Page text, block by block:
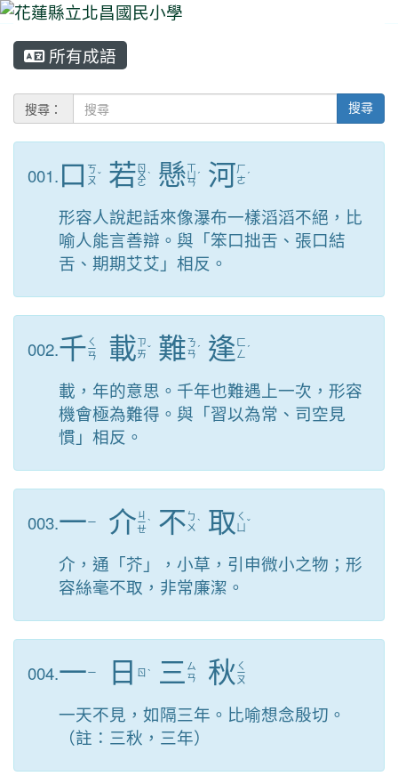
所有成語
搜尋： 搜尋
001.口 ㄎ
ㄡˇ 若 ㄖ
ㄨ
ㄛ
ˋ 懸ㄒ
ㄩ
ㄢ
ˊ 河ㄏ
ㄜ ˊ
形容人說起話來像瀑布一樣滔滔不絕，比
喻人能言善辯。與「笨口拙舌、張口結
舌、期期艾艾」相反。
002.千 ㄑ
ㄧ
ㄢ 載ㄗ
ㄞˇ 難ㄋ
ㄢ ˊ 逢 ㄈ
ㄥ ˊ
載，年的意思。千年也難遇上一次，形容
機會極為難得。與「習以為常、司空見
慣」相反。
003.一ㄧ 介 ㄐ
ㄧ
ㄝ
ˋ 不 ㄅ
ㄨ ˋ 取 ㄑ
ˇ
介，通「芥」，小草，引申微小之物；形
容絲毫不取，非常廉潔。
004.一ㄧ 日 ㄖ ˋ 三 ㄙ
ㄢ
秋 ㄑ
ㄧ
ㄡ
一天不見，如隔三年。比喻想念殷切。
（註：三秋，三年）